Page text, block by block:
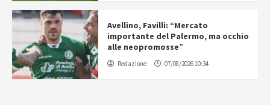
Avellino, Favilli: “Mercato
importante del Palermo, ma occhio
alle neopromosse”
Redazione 07/08/2026 10:34